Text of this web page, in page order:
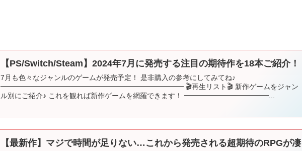
【PS/Switch/Steam】2024年7月に発売する注目の期待作を18本ご紹介！
7月も色々なジャンルのゲームが発売予定！ 是非購入の参考にしてみてね♪
━━━━━━━━━━━━━━━━━━━━━━━━━━ 🎬再生リスト🎬 新作ゲームをジャン
ル別にご紹介♪ これを観れば新作ゲームを網羅できます！ ━━━━━━━━━━━━...
【最新作】マジで時間が足りない…これから発売される超期待のRPGが凄